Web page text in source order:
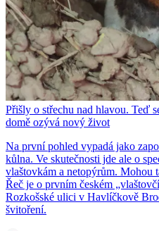
Přišly o střechu nad hlavou. Teď
domě ozývá nový život
Na první pohled vypadá jako
kůlna. Ve skutečnosti jde ale o
vlaštovkám a netopýrům. Mohou
Řeč je o prvním českém
Rozkošské ulici v Havlíčkově
švitoření.